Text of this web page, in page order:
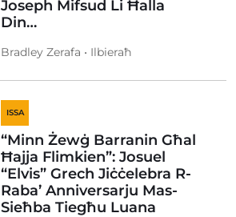
Joseph Mifsud Li Ħalla
Din…
Bradley Zerafa • Ilbieraħ
ISSA
“Minn Żewġ Barranin Għal
Ħajja Flimkien”: Josuel
“Elvis” Grech Jiċċelebra R-
Raba’ Anniversarju Mas-
Sieħba Tiegħu Luana